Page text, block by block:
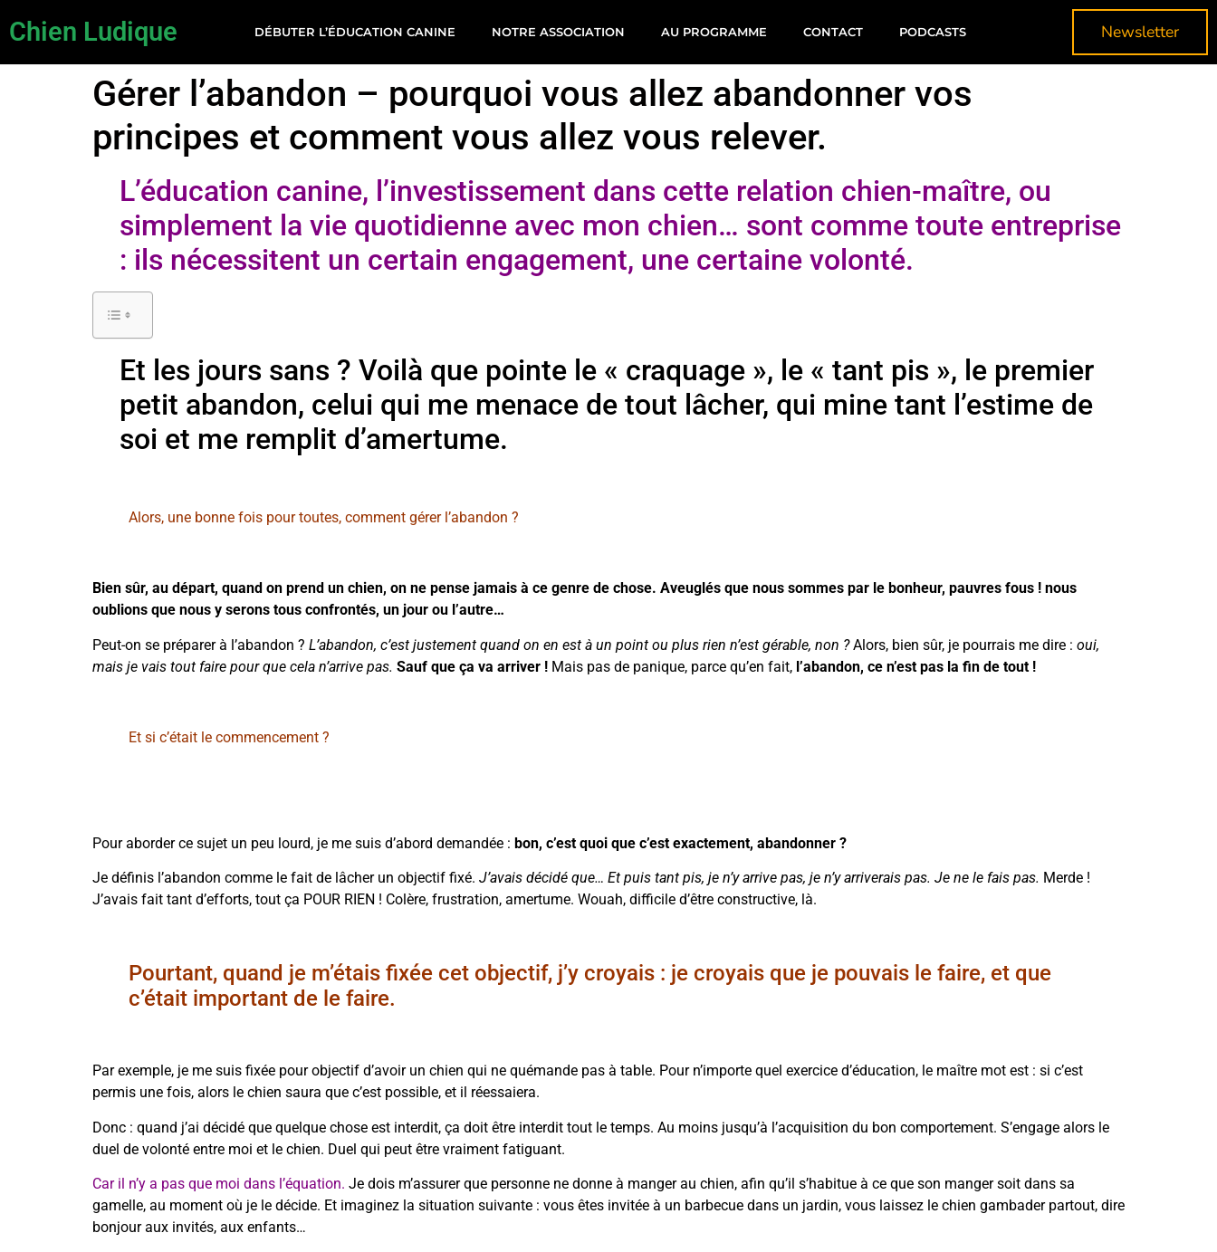
Chien Ludique DÉBUTER L’ÉDUCATION CANINE NOTRE ASSOCIATION AU PROGRAMME CONTACT PODCASTS Newsletter
Gérer l’abandon – pourquoi vous allez abandonner vos
principes et comment vous allez vous relever.
L’éducation canine, l’investissement dans cette relation chien-maître, ou
simplement la vie quotidienne avec mon chien… sont comme toute entreprise
: ils nécessitent un certain engagement, une certaine volonté.
Et les jours sans ? Voilà que pointe le « craquage », le « tant pis », le premier
petit abandon, celui qui me menace de tout lâcher, qui mine tant l’estime de
soi et me remplit d’amertume.
Alors, une bonne fois pour toutes, comment gérer l’abandon ?
Bien sûr, au départ, quand on prend un chien, on ne pense jamais à ce genre de chose. Aveuglés que nous sommes par le bonheur, pauvres fous ! nous
oublions que nous y serons tous confrontés, un jour ou l’autre…
Peut-on se préparer à l’abandon ? L’abandon, c’est justement quand on en est à un point ou plus rien n’est gérable, non ?Alors, bien sûr, je pourrais me dire : oui,
mais je vais tout faire pour que cela n’arrive pas. Sauf que ça va arriver ! Mais pas de panique, parce qu’en fait, l’abandon, ce n’est pas la fin de tout !
Et si c’était le commencement ?
Pour aborder ce sujet un peu lourd, je me suis d’abord demandée : bon, c’est quoi que c’est exactement, abandonner ?
Je définis l’abandon comme le fait de lâcher un objectif fixé. J’avais décidé que… Et puis tant pis, je n’y arrive pas, je n’y arriverais pas. Je ne le fais pas. Merde !
J’avais fait tant d’efforts, tout ça POUR RIEN ! Colère, frustration, amertume. Wouah, difficile d’être constructive, là.
Pourtant, quand je m’étais fixée cet objectif, j’y croyais : je croyais que je pouvais le faire, et que
c’était important de le faire.
Par exemple, je me suis fixée pour objectif d’avoir un chien qui ne quémande pas à table. Pour n’importe quel exercice d’éducation, le maître mot est : si c’est
permis une fois, alors le chien saura que c’est possible, et il réessaiera.
Donc : quand j’ai décidé que quelque chose est interdit, ça doit être interdit tout le temps. Au moins jusqu’à l’acquisition du bon comportement. S’engage alors le
duel de volonté entre moi et le chien. Duel qui peut être vraiment fatiguant.
Car il n’y a pas que moi dans l’équation. Je dois m’assurer que personne ne donne à manger au chien, afin qu’il s’habitue à ce que son manger soit dans sa
gamelle, au moment où je le décide. Et imaginez la situation suivante : vous êtes invitée à un barbecue dans un jardin, vous laissez le chien gambader partout, dire
bonjour aux invités, aux enfants…